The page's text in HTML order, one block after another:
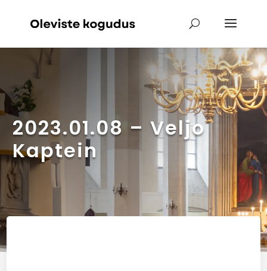
2023.01.08 – Veljo
Kaptein